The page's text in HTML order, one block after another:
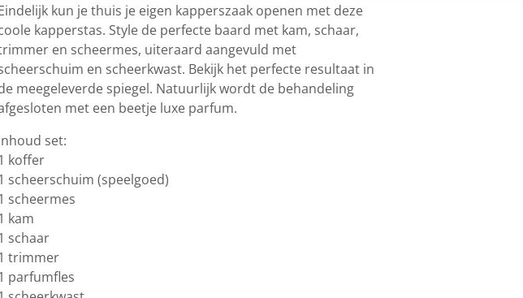
kun je thuis je eigen kapperszaak openen met deze
kapperstas. Style de perfecte baard met kam, schaar,
en scheermes, uiteraard aangevuld met
en scheerkwast. Bekijk het perfecte resultaat in
meegeleverde spiegel. Natuurlijk wordt de behandeling
met een beetje luxe parfum.
set:
koffer
scheerschuim (speelgoed)
scheermes
kam
schaar
trimmer
parfumfles